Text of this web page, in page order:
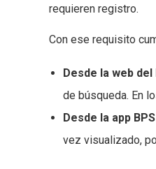
requieren registro.
Con ese requisito
Desde la web del
de búsqueda. En
Desde la app
vez visualizado,